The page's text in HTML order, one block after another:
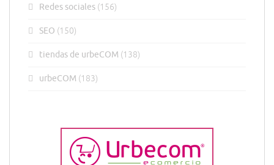
Redes sociales (156)
SEO (150)
tiendas de urbeCOM (138)
urbeCOM (183)